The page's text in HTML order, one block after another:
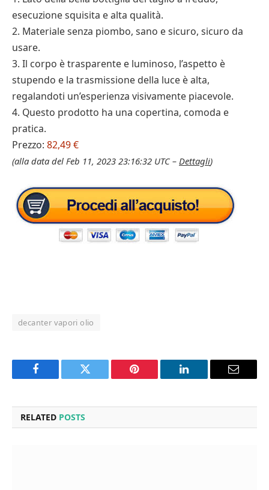
esecuzione squisita e alta qualità.
2. Materiale senza piombo, sano e sicuro, sicuro da
usare.
3. Il corpo è trasparente e luminoso, l’aspetto è
stupendo e la trasmissione della luce è alta,
regalandoti un’esperienza visivamente piacevole.
4. Questo prodotto ha una copertina, comoda e
pratica.
Prezzo: 82,49 €
(alla data del Feb 11, 2023 23:16:32 UTC – Dettagli)
decanter vapori olio
Facebook Twitter Pinterest LinkedIn Email
RELATED POSTS